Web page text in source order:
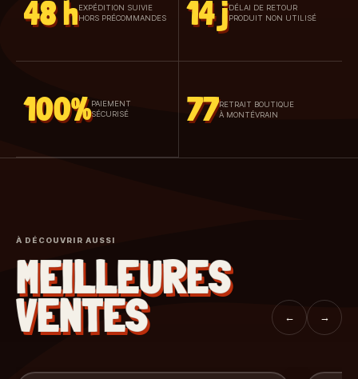
48 h EXPÉDITION SUIVIE
HORS PRÉCOMMANDES
14 jDÉLAI DE RETOUR
PRODUIT NON UTILISÉ
100% PAIEMENT
SÉCURISÉ
77RETRAIT BOUTIQUE
À MONTÉVRAIN
À DÉCOUVRIR AUSSI
MEILLEURES
VENTES ← →